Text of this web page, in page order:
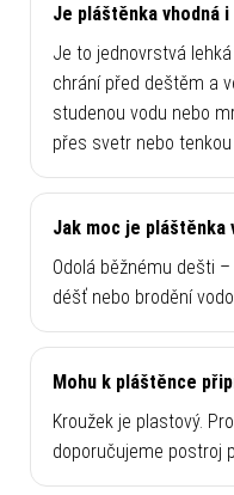
Je pláštěnka vhodná i
Je to jednovrstvá
chrání před deštěm a
studenou vodu nebo
přes svetr nebo tenkou
Jak moc je pláštěnka
Odolá běžnému dešti
déšť nebo brodění
Mohu k pláštěnce
Kroužek je plastový.
doporučujeme postroj